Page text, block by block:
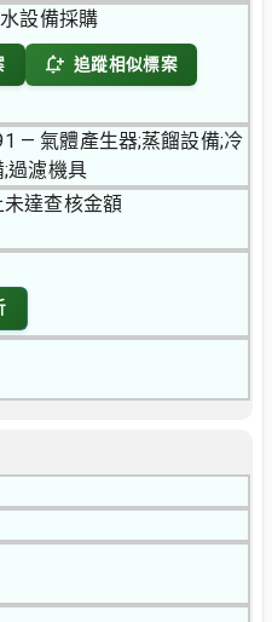
設備採購
追蹤相似標案
— 氣體產生器;蒸餾設備;冷
過濾機具
達查核金額